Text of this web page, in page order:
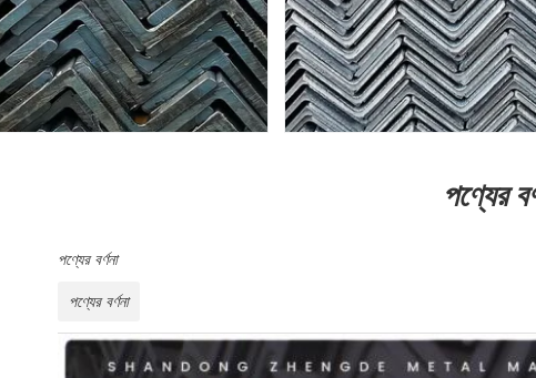
পণ্যের
পণ্যের বর্ণনা
পণ্যের বর্ণনা
ঝেংদে কোণ স্টিলের সংক্ষিপ্ত ভূমিকাঃ কোণ স্টিল কাঠামোর বিভিন্ন প্রয়োজন অনুযায়ী বিভিন্ন
হিসাবেও ব্যবহার করা যেতে পারে. বিভিন্ন বিল্ডিং কাঠামো এবং প্রকৌশল কাঠামোর মধ্যে